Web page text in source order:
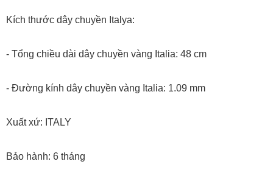
Kích thước dây chuyền Italya:
- Tổng chiều dài dây chuyền vàng Italia: 48 cm
- Đường kính dây chuyền vàng Italia: 1.09 mm
Xuất xứ: ITALY
Bảo hành: 6 tháng